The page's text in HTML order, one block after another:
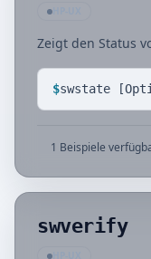
Zeigt den Status
$swstate
1 Beispiele
swverify